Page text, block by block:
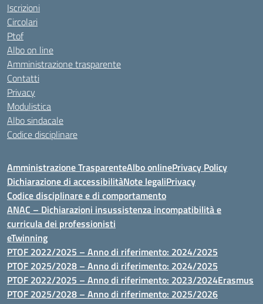
Iscrizioni
Circolari
Ptof
Albo on line
Amministrazione trasparente
Contatti
Privacy
Modulistica
Albo sindacale
Codice disciplinare
Amministrazione TrasparenteAlbo onlinePrivacy Policy
Dichiarazione di accessibilitàNote legaliPrivacy
Codice disciplinare e di comportamento
ANAC – Dichiarazioni insussistenza incompatibilità e
curricula dei professionisti
eTwinning
PTOF 2022/2025 – Anno di riferimento: 2024/2025
PTOF 2025/2028 – Anno di riferimento: 2024/2025
PTOF 2022/2025 – Anno di riferimento: 2023/2024Erasmus
PTOF 2025/2028 – Anno di riferimento: 2025/2026